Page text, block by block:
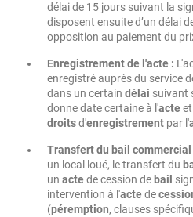
délai de 15 jours suivant la
disposent ensuite d’un délai
opposition au paiement du
Enregistrement de l'acte :
enregistré auprès du service
dans un certain délai suivant
donne date certaine à l'acte
droitsd'enregistrement par l'
Transfert du bail commercial
un local loué, le transfert du
un actede cession de bail
intervention à l'actede
(péremption, clauses